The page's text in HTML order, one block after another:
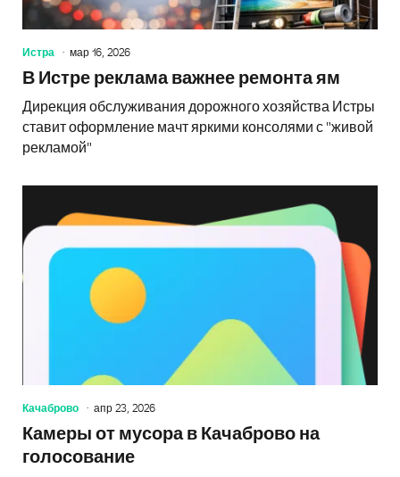
Истра мар 16, 2026
В Истре реклама важнее ремонта ям
Дирекция обслуживания дорожного хозяйства Истры
ставит оформление мачт яркими консолями с "живой
рекламой"
Качаброво апр 23, 2026
Камеры от мусора в Качаброво на
голосование